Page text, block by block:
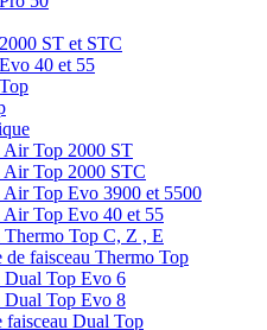
ST et STC
40 et 55
Air Top 2000 ST
Air Top 2000 STC
Air Top Evo 3900 et 5500
Air Top Evo 40 et 55
Thermo Top C, Z , E
de faisceau Thermo Top
Dual Top Evo 6
Dual Top Evo 8
faisceau Dual Top